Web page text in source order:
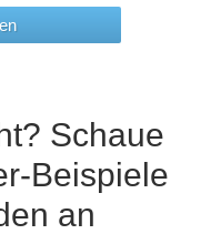
Schaue
Beispiele
an